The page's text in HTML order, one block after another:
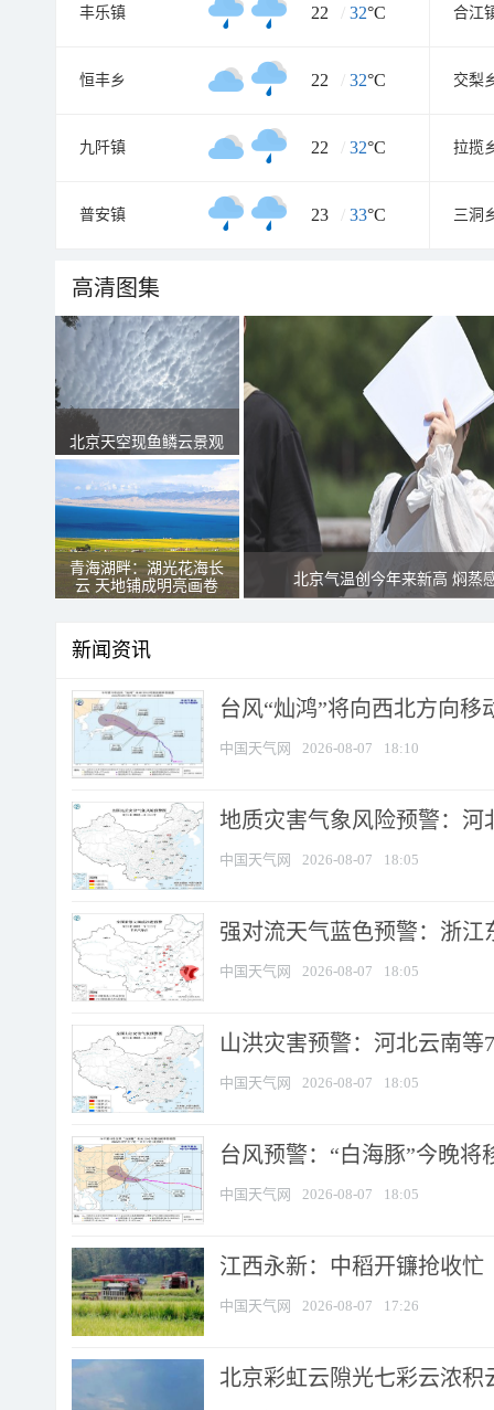
丰乐镇 22 / 32°C 合江
恒丰乡 22 / 32°C 交梨
九阡镇 22 / 32°C 拉揽
普安镇 23 / 33°C 三洞
高清图集
北京天空现鱼鳞云景观
青海湖畔：湖光花海长
云 天地铺成明亮画卷
北京气温创今年来新高 焖蒸
新闻资讯
台风“灿鸿”将向西北方向移
中国天气网 2026-08-07 18:10
地质灾害气象风险预警：河
中国天气网 2026-08-07 18:05
强对流天气蓝色预警：浙江
中国天气网 2026-08-07 18:05
山洪灾害预警：河北云南
中国天气网 2026-08-07 18:05
台风预警：“白海豚”今晚将
中国天气网 2026-08-07 18:05
江西永新：中稻开镰抢收忙
中国天气网 2026-08-07 17:26
北京彩虹云隙光七彩云浓积